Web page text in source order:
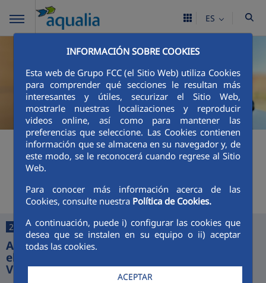
INFORMACIÓN SOBRE COOKIES
Esta web de Grupo FCC (el Sitio Web) utiliza Cookies
para comprender qué secciones le resultan más
interesantes y útiles, securizar el Sitio Web,
mostrarle nuestras localizaciones y reproducir
videos online, así como para mantener las
preferencias que seleccione. Las Cookies contienen
información que se almacena en su navegador y, de
este modo, se le reconocerá cuando regrese al Sitio
Web.
Para conocer más información acerca de las
Cookies, consulte nuestra Política de Cookies.
A continuación, puede i) configurar las cookies que
desea que se instalen en su equipo o ii) aceptar
todas las cookies.
ACEPTAR
ES
+ Buscador
Últimas noticias
25/06/2026
Aquajerez digitaliza la gestión del agua con
el lanzamiento de sus nuevas App y Oficina
Virtual